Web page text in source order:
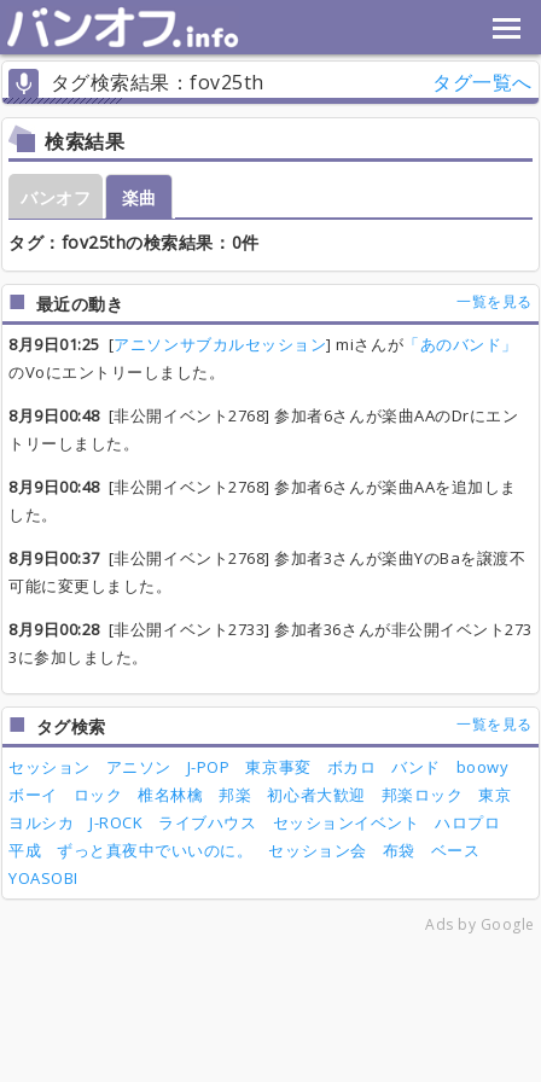
タグ検索結果：fov25th タグ一覧へ
検索結果
バンオフ
楽曲
タグ：fov25thの検索結果：0件
最近の動き 一覧を見る
8月9日01:25 [アニソンサブカルセッション] miさんが 「あのバンド」
のVoにエントリーしました。
8月9日00:48[非公開イベント2768] 参加者6さんが楽曲AAのDrにエン
トリーしました。
8月9日00:48[非公開イベント2768] 参加者6さんが楽曲AAを追加しま
した。
8月9日00:37[非公開イベント2768] 参加者3さんが楽曲YのBaを譲渡不
可能に変更しました。
8月9日00:28[非公開イベント2733] 参加者36さんが非公開イベント273
3に参加しました。
タグ検索 一覧を見る
セッション アニソン J-POP 東京事変 ボカロ バンド
boowy
ボーイ
ロック 椎名林檎 邦楽 初心者大歓迎 邦楽ロック
東京
ヨルシカ
J-ROCK ライブハウス セッションイベント
ハロプロ
平成
ずっと真夜中でいいのに。 セッション会 布袋
ベース
YOASOBI
Ads by Google